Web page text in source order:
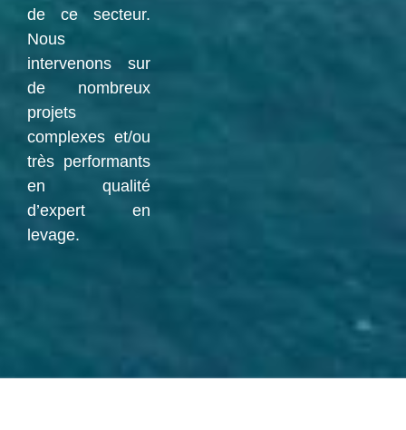
de ce secteur.
Nous
intervenons sur
de nombreux
projets
complexes et/ou
très performants
en qualité
d’expert en
levage.